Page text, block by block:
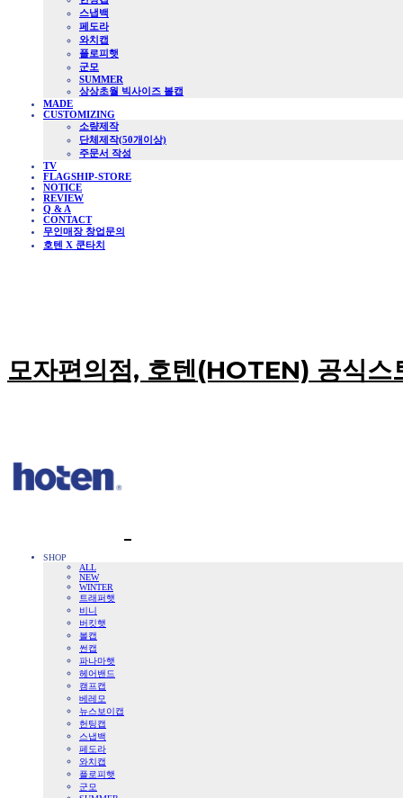
스냅백
페도라
와치캡
플로피햇
군모
SUMMER
상상초월 빅사이즈 볼캡
MADE
CUSTOMIZING
소량제작
단체제작(50개이상)
주문서 작성
TV
FLAGSHIP-STORE
NOTICE
REVIEW
Q & A
CONTACT
무인매장 창업문의
호텐 X 쿤타치
모자편의점, 호텐(HOTEN) 공식스
SHOP
ALL
NEW
WINTER
트래퍼햇
비니
버킷햇
볼캡
썬캡
파나마햇
헤어밴드
캠프캡
베레모
뉴스보이캡
헌팅캡
스냅백
페도라
와치캡
플로피햇
군모